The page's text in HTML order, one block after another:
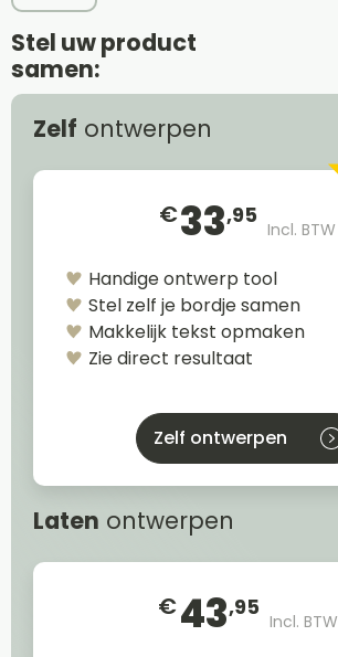
Stel uw product
samen:
Zelf ontwerpen
€33,95
Incl. BTW
Handige ontwerp tool
Stel zelf je bordje samen
Makkelijk tekst opmaken
Zie direct resultaat
Zelf ontwerpen
Laten ontwerpen
€43,95
Incl. BTW